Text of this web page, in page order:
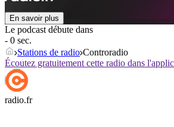
En savoir plus
Le podcast débute dans
- 0 sec.
Stations de radio Controradio
Écoutez gratuitement cette radio dans
radio.fr